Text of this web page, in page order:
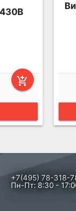
add_shopping_cart
+7(495) 78-318-
Пн-Пт: 8:30 -